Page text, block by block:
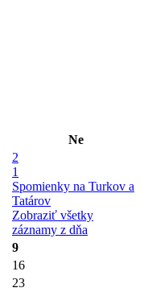
Ne
2
1
Spomienky na Turkov a
Tatárov
Zobraziť všetky
záznamy z dňa
9
16
23